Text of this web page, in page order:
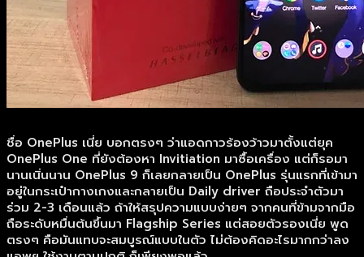
ชื่อ OnePlus เนี่ย บอกตรงๆ ว่าแอดกาวร้องว้าวมาตั้งแต่ยุค
OnePlus One ที่ยังต้องหา Invitiation มาซื้อเครื่อง แต่ก็รอมา
นานเนิ่นนาน OnePlus 9 ก็เลยกลายเป็น OnePlus รุ่นแรกที่เข้ามา
อยู่ในกระเป๋ากางเกงและกลายเป็น Daily driver ถือประจำตัวมา
ร่วม 2-3 เดือนแล้ว ถ้าให้สรุปความแบบง่ายๆ จากคนที่ข้ามจากมือ
ถือระดับหมื่นต้นขึ้นมา Flagship Series แต่สอยตัวรองเนี่ย พูด
ตรงๆ คือมันแทบจะสมบูรณ์แบบในตัว ไม่ต้องคิดอะไรมากกว่าลง